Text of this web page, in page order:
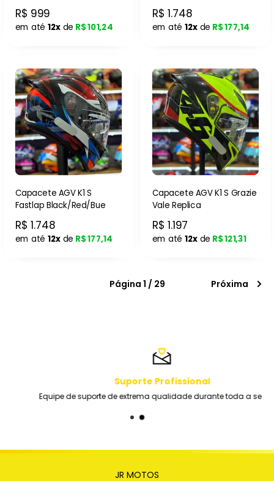
R$ 999
em até 12xde R$ 101,24
R$ 1.748
em até 12xde R$ 177,14
Capacete AGV K1 S
Fastlap Black/Red/Bue
R$ 1.748
em até 12xde R$ 177,14
Capacete AGV K1 S Grazie
Vale Replica
R$ 1.197
em até 12xde R$ 121,31
Página 1 / 29 Próxima
Suporte Profissional
Equipe de suporte de extrema qualidade durante toda a semana
JR MOTOS